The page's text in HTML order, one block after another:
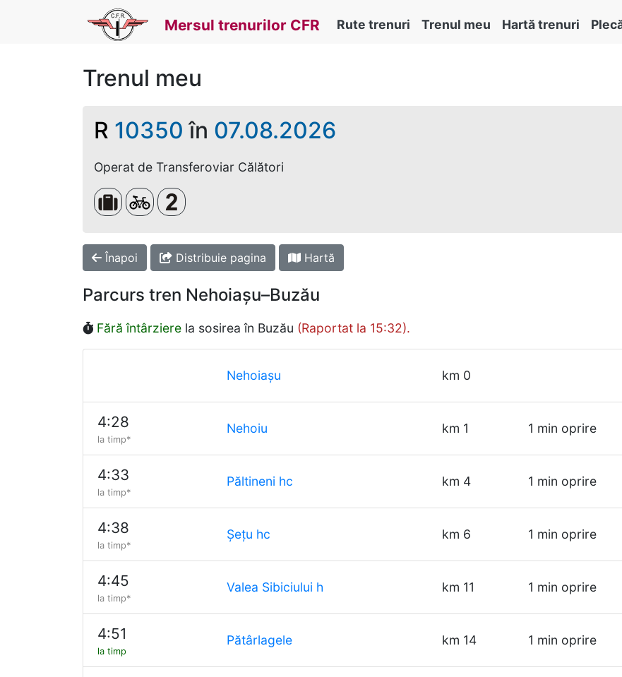
Mersul trenurilor CFR Rute trenuri Trenul meu Hartă trenuri
Trenul meu
R 10350 în 07.08.2026
Operat de Transferoviar Călători
Bagaje voluminoase
BicicleteClasa a 2-a
Înapoi Distribuie pagina Hartă
Parcurs tren Nehoiașu–Buzău
Fără întârziere la sosirea în Buzău (Raportat la 15:32).
Nehoiașu km 0
4:28
la timp*
Nehoiu km 1 1 min oprire
4:33
la timp*
Păltineni hc km 4 1 min oprire
4:38
la timp*
Șețu hc km 6 1 min oprire
4:45
la timp*
Valea Sibiciului h km 11 1 min oprire
4:51
la timp
Pătârlagele km 14 1 min oprire